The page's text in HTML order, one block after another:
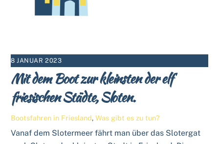
8 JANUAR 2023
Mit dem Boot zur kleinsten der elf
friesischen Städte, Sloten.
Bootsfahren in Friesland,Was gibt es zu tun?
Vanaf dem Slotermeer fährt man über das Slotergat